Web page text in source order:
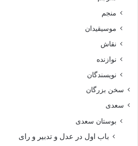
منجم
موسیقیدان
نقاش
نوازنده
نویسندگان
سخن بزرگان
سعدی
بوستان سعدی
باب اول در عدل و تدبیر و رای